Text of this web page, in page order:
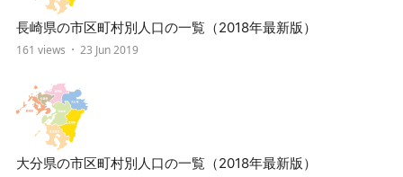
長崎県の市区町村別人口の一覧（2018年最新版）
161 views 23 Jun 2019
大分県の市区町村別人口の一覧（2018年最新版）